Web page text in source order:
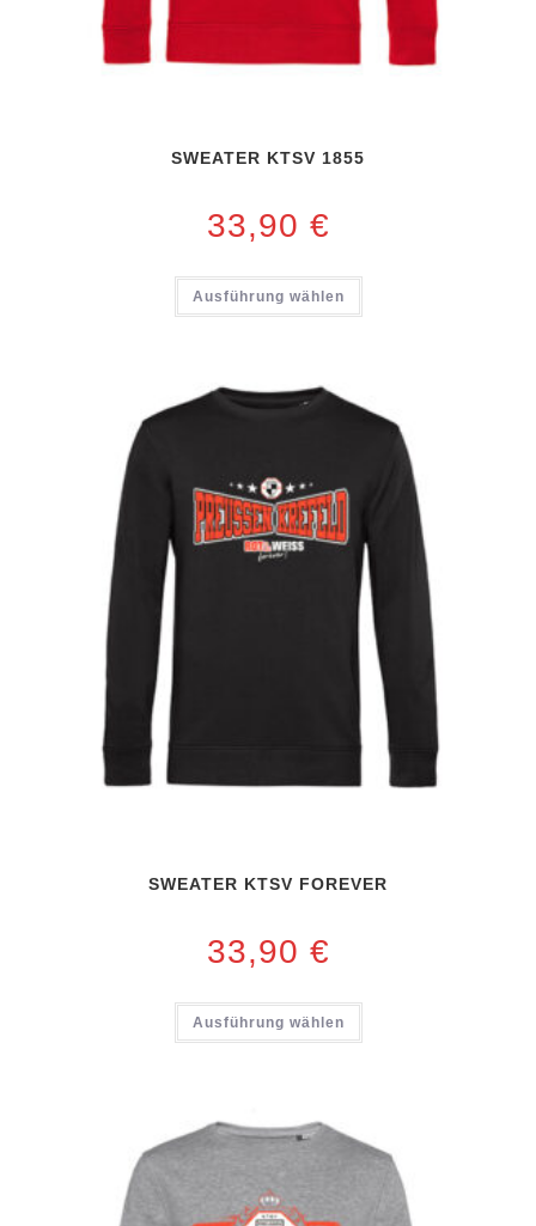
SWEATER KTSV 1855
33,90 €
Ausführung wählen
SWEATER KTSV FOREVER
33,90 €
Ausführung wählen